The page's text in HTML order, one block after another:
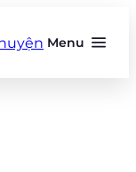
Menu